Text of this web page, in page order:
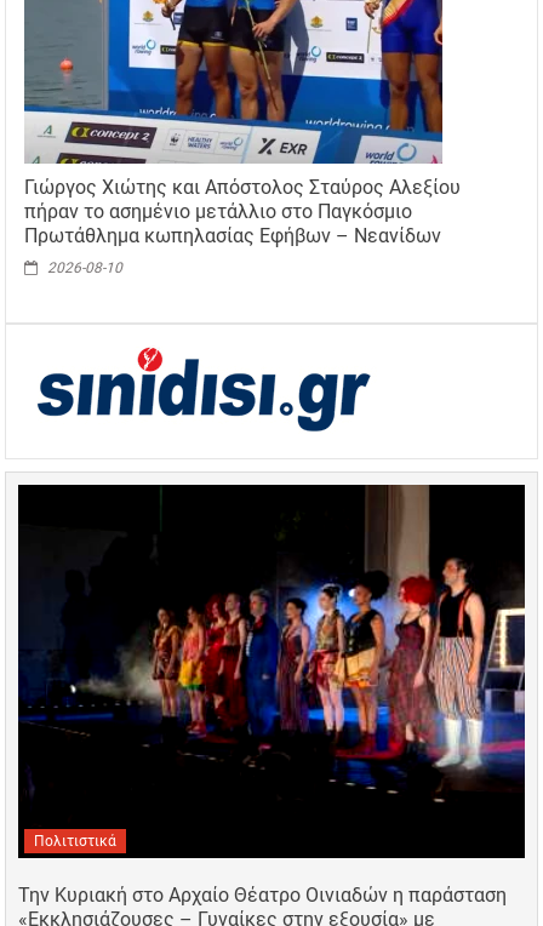
Γιώργος Χιώτης και Απόστολος Σταύρος Αλεξίου
πήραν το ασημένιο μετάλλιο στο Παγκόσμιο
Πρωτάθλημα κωπηλασίας Εφήβων – Νεανίδων
2026-08-10
Πολιτιστικά
Την Κυριακή στο Αρχαίο Θέατρο Οινιαδών η παράσταση
«Εκκλησιάζουσες – Γυναίκες στην εξουσία» με